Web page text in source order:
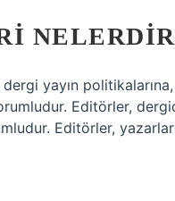
yayın
Editörler,
Editörler,